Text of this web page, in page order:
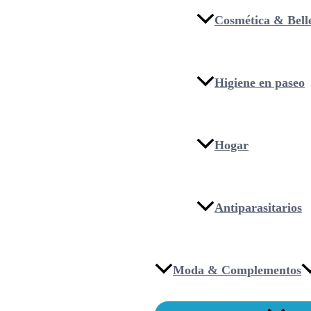
Cosmética &
Higiene en paseo
Hogar
Antiparasitarios
Moda & Complementos